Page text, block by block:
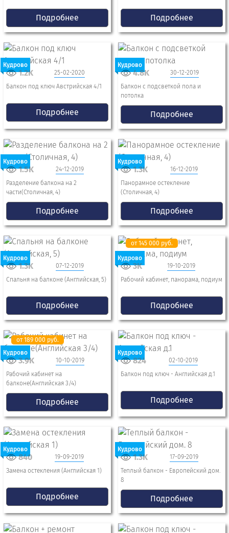
Подробнее Подробнее
Кудрово
25-02-2020
1.2K
Балкон под ключ Австрийская 4/1
Подробнее
Кудрово
30-12-2019
4.8K
Балкон с подсветкой пола и
потолка
Подробнее
Кудрово
24-12-2019
1.5K
Разделение балкона на 2
части(Столичная, 4)
Подробнее
Кудрово
16-12-2019
1.3K
Панорамное остекление
(Столичная, 4)
Подробнее
Кудрово
07-12-2019
1.3K
Спальня на балконе (Английская, 5)
Подробнее
Кудрово
от 145 000 руб.
19-10-2019
3K
Рабочий кабинет, панорама, подиум
Подробнее
Кудрово
от 189 000 руб.
10-10-2019
3.9K
Рабочий кабинет на
балконе(Английская 3/4)
Подробнее
Кудрово
02-10-2019
824
Балкон под ключ - Английская д.1
Подробнее
Кудрово
19-09-2019
840
Замена остекления (Английская 1)
Подробнее
Кудрово
17-09-2019
1.3K
Теплый балкон - Европейский дом.
8
Подробнее